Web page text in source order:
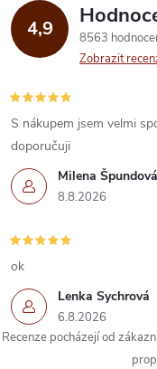
d
a
c
í
p
r
v
k
y
v
4,9
8563
Zobrazit
Milena Špundová
8.8.2026
S nákupem jsem velmi
doporučuji
Lenka Sychrová
6.8.2026
ok
Recenze pocházejí od